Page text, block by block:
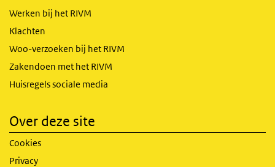
Werken bij het RIVM
Klachten
Woo-verzoeken bij het RIVM
Zakendoen met het RIVM
Huisregels sociale media
Over deze site
Cookies
Privacy